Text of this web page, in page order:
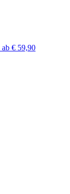
ab € 59,90